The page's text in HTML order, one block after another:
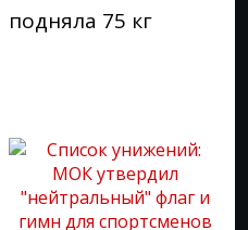
подняла 75 кг